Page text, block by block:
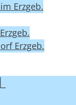
Erzgeb.
Erzgeb.